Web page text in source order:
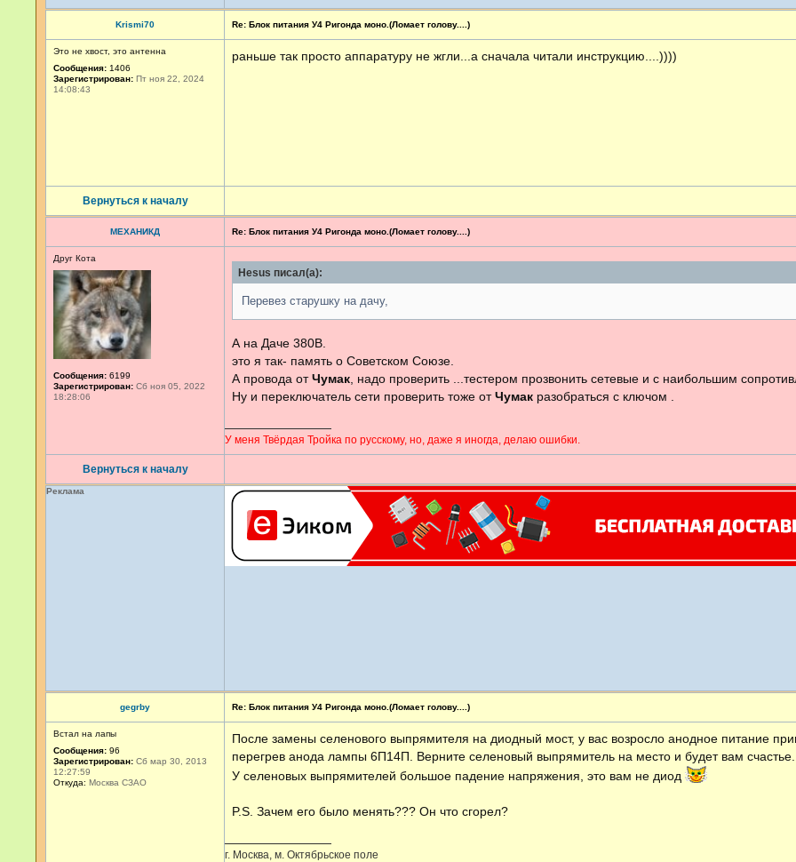
Krismi70
Это не хвост, это антенна
Сообщения: 1406
Зарегистрирован: Пт ноя 22, 2024
14:08:43
Вернуться к началу
Re: Блок питания У4 Ригонда моно.(Ломает голову....)
раньше так просто аппаратуру не жгли...а сначала читали инструкцию....))))
МЕХАНИКД
Друг Кота
Сообщения: 6199
Зарегистрирован: Сб ноя 05, 2022
18:28:06
Вернуться к началу
Re: Блок питания У4 Ригонда моно.(Ломает голову....)
Hesus писал(а):
Перевез старушку на дачу,
А на Даче 380В.
это я так- память о Советском Союзе.
А провода отЧумак , надо проверить ...тестером прозвонить сетевые и с наибольшим
Ну и переключатель сети проверить тоже отЧумак разобраться с ключом .
У меня Твёрдая Тройка по русскому, но, даже я иногда, делаю ошибки.
Реклама
gegrby
Встал на лапы
Сообщения: 96
Зарегистрирован: Сб мар 30, 2013
12:27:59
Откуда: Москва СЗАО
Re: Блок питания У4 Ригонда моно.(Ломает голову....)
После замены селенового выпрямителя на диодный мост, у вас возросло анодное питание
перегрев анода лампы 6П14П. Верните селеновый выпрямитель на место и будет вам счастье.
У селеновых выпрямителей большое падение напряжения, это вам не диод
P.S. Зачем его было менять??? Он что сгорел?
г. Москва, м. Октябрьское поле